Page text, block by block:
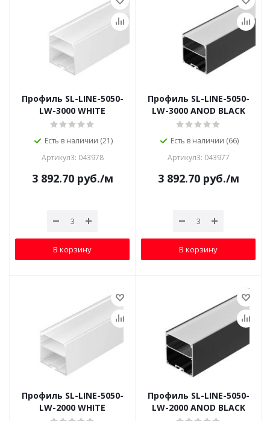
Профиль SL-LINE-5050-
LW-3000 WHITE
Есть в наличии (21)
Артикул3: 043978
3 892.70руб./м
В корзину
Профиль SL-LINE-5050-
LW-3000 ANOD BLACK
Есть в наличии (66)
Артикул3: 043977
3 892.70руб./м
В корзину
Профиль SL-LINE-5050-
LW-2000 WHITE
Профиль SL-LINE-5050-
LW-2000 ANOD BLACK